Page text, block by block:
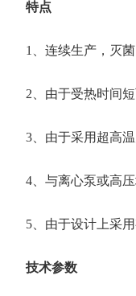
特点
1、连续生产，灭菌
2、由于受热时间短
3、由于采用超高温
4、与离心泵或高压
5、由于设计上采用
技术参数